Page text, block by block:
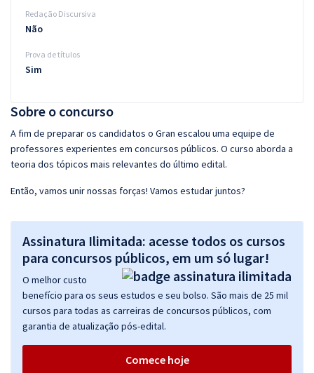
Sobre o concurso
A fim de preparar os candidatos o Gran escalou uma equipe de
professores experientes em concursos públicos. O curso aborda a
teoria dos tópicos mais relevantes do último edital.
Então, vamos unir nossas forças! Vamos estudar juntos?
Assinatura Ilimitada: acesse todos os cursos
para concursos públicos, em um só lugar!
O melhor custo
benefício para os seus estudos e seu bolso. São mais de 25 mil
cursos para todas as carreiras de concursos públicos, com
garantia de atualização pós-edital.
Comece hoje
Redação Discursiva
Não
Prova de títulos
Sim